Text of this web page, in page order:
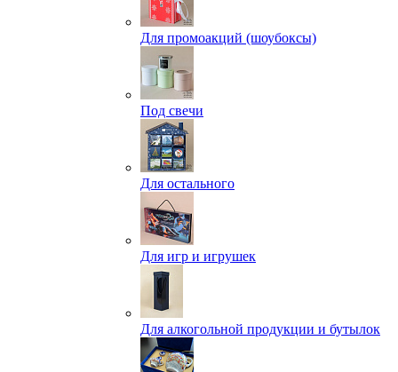
Для промоакций (шоубоксы)
Под свечи
Для остального
Для игр и игрушек
Для алкогольной продукции и бутылок